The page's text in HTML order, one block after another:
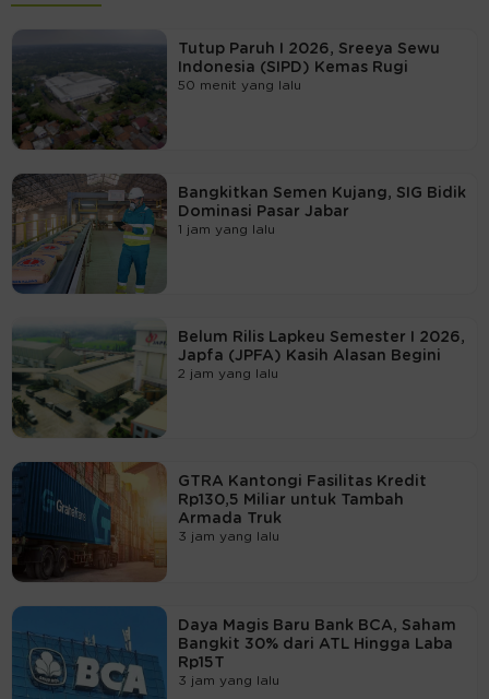
Tutup Paruh I 2026, Sreeya Sewu
Indonesia (SIPD) Kemas Rugi
50 menit yang lalu
Bangkitkan Semen Kujang, SIG Bidik
Dominasi Pasar Jabar
1 jam yang lalu
Belum Rilis Lapkeu Semester I 2026,
Japfa (JPFA) Kasih Alasan Begini
2 jam yang lalu
GTRA Kantongi Fasilitas Kredit
Rp130,5 Miliar untuk Tambah
Armada Truk
3 jam yang lalu
Daya Magis Baru Bank BCA, Saham
Bangkit 30% dari ATL Hingga Laba
Rp15T
3 jam yang lalu